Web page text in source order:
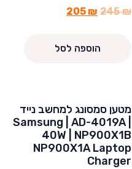
245₪
205 ₪
הוספה לסל
מטען סמסונג למחשב נייד
Samsung | AD-4019A |
40W | NP900X1B
NP900X1A Laptop
Charger